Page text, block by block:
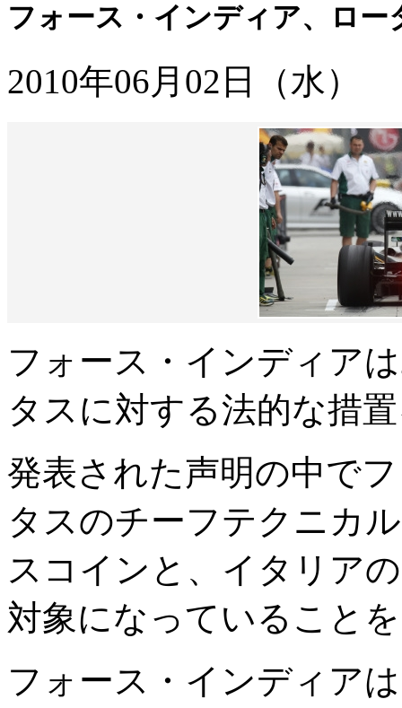
フォース・インディア、ロ
2010年06月02日（水）
フォース・インディア
タスに対する法的な措
発表された声明の中で
タスのチーフテクニカ
スコインと、イタリア
対象になっていること
フォース・インディア